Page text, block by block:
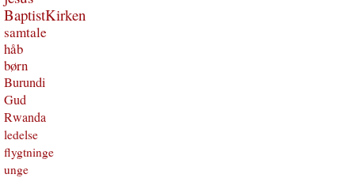
BaptistKirken
samtale
håb
børn
Burundi
Gud
Rwanda
ledelse
flygtninge
unge